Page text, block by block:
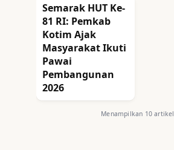
Semarak HUT Ke-
81 RI: Pemkab
Kotim Ajak
Masyarakat Ikuti
Pawai
Pembangunan
2026
Menampilkan 10 artikel